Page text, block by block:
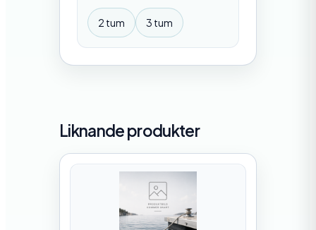
2 tum 3 tum
Liknande produkter